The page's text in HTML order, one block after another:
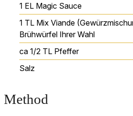
1 EL Magic Sauce
1 TL Mix Viande
Brühwürfel Ihrer Wahl
ca 1/2 TL Pfeffer
Salz
Method